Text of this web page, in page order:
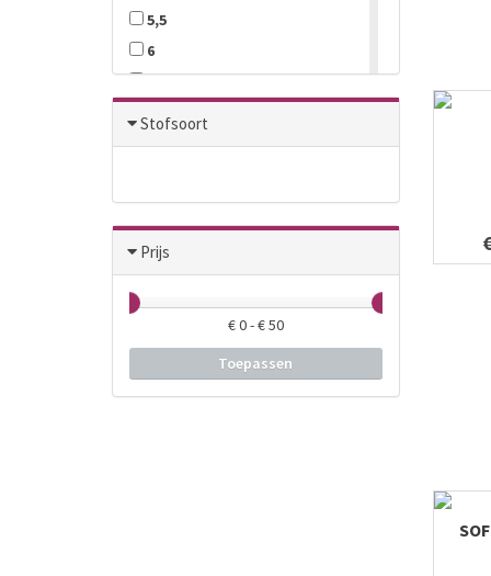
5,5
6
6,5
8
10
12
15
Stofsoort
Prijs
€0- €50
Toepassen